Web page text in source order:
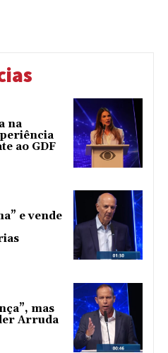
na
ao GDF
e vende
mas
Arruda